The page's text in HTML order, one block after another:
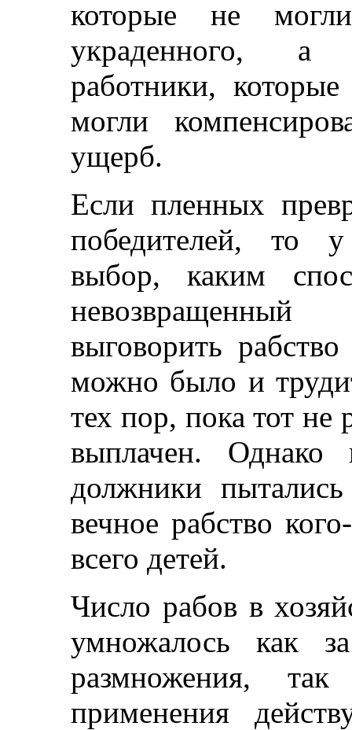
которые не
украденного, а
работники,
могли
ущерб.
Если пленных
победителей, то у
выбор, каким
выговорить
можно было и
тех пор, пока тот не
выплачен. Однако
должники
вечное рабство
всего детей.
Число рабов в
умножалось как
размножения,
применения